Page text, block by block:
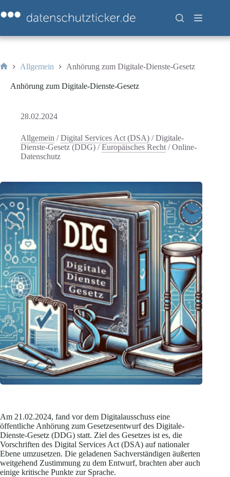
Inhalt
springen
Allgemein Anhörung zum Digitale-Dienste-Gesetz
Anhörung zum Digitale-Dienste-Gesetz
28.02.2024
Allgemein /Digital Services Act (DSA) /Digitale-
Dienste-Gesetz (DDG) /Europäisches Recht /Online-
Datenschutz
Am 21.02.2024, fand vor dem Digitalausschuss eine
öffentliche Anhörung zum Gesetzesentwurf des Digitale-
Dienste-Gesetz (DDG) statt. Ziel des Gesetzes ist es, die
Vorschriften des Digital Services Act (DSA) auf nationaler
Ebene umzusetzen. Die geladenen Sachverständigen äußerten
weitgehend Zustimmung zu dem Entwurf, brachten aber auch
einige kritische Punkte zur Sprache.